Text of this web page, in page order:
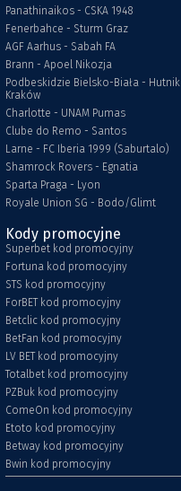
Panathinaikos - CSKA 1948
Fenerbahce - Sturm Graz
AGF Aarhus - Sabah FA
Brann - Apoel Nikozja
Podbeskidzie Bielsko-Biała - Hutnik
Kraków
Charlotte - UNAM Pumas
Clube do Remo - Santos
Larne - FC Iberia 1999 (Saburtalo)
Shamrock Rovers - Egnatia
Sparta Praga - Lyon
Royale Union SG - Bodo/Glimt
Kody promocyjne
Superbet kod promocyjny
Fortuna kod promocyjny
STS kod promocyjny
ForBET kod promocyjny
Betclic kod promocyjny
BetFan kod promocyjny
LV BET kod promocyjny
Totalbet kod promocyjny
PZBuk kod promocyjny
ComeOn kod promocyjny
Etoto kod promocyjny
Betway kod promocyjny
Bwin kod promocyjny